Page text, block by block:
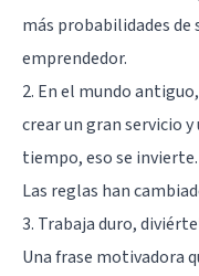
más probabilidades
emprendedor.
2. En el mundo
crear un gran servicio
tiempo, eso se invierte.
Las reglas han
3. Trabaja duro,
Una frase motivadora